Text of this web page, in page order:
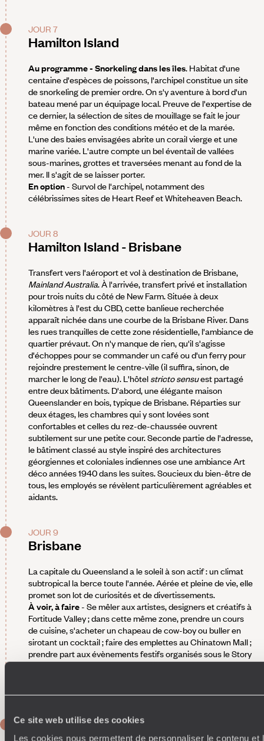
Ce site web utilise des cookies
Les cookies nous permettent de personnaliser le contenu et
JOUR 7
Hamilton Island
Au programme - Snorkeling dans les îles. Habitat d'une
centaine d'espèces de poissons, l'archipel constitue un site
de snorkeling de premier ordre. On s'y aventure à bord d'un
bateau mené par un équipage local. Preuve de l'expertise de
ce dernier, la sélection de sites de mouillage se fait le jour
même en fonction des conditions météo et de la marée.
L'une des baies envisagées abrite un corail vierge et une
marine variée. L'autre compte un bel éventail de vallées
sous-marines, grottes et traversées menant au fond de la
mer. Il s'agit de se laisser porter.
En option- Survol de l'archipel, notamment des
célébrissimes sites de Heart Reef et Whiteheaven Beach.
JOUR 8
Hamilton Island - Brisbane
Transfert vers l'aéroport et vol à destination de Brisbane,
Mainland Australia. À l'arrivée, transfert privé et installation
pour trois nuits du côté de New Farm. Située à deux
kilomètres à l'est du CBD, cette banlieue recherchée
apparaît nichée dans une courbe de la Brisbane River. Dans
les rues tranquilles de cette zone résidentielle, l'ambiance de
quartier prévaut. On n'y manque de rien, qu'il s'agisse
d'échoppes pour se commander un café ou d'un ferry pour
rejoindre prestement le centre-ville (il suffira, sinon, de
marcher le long de l'eau). L'hôtel stricto sensuest partagé
entre deux bâtiments. D'abord, une élégante maison
Queenslander en bois, typique de Brisbane. Réparties sur
deux étages, les chambres qui y sont lovées sont
confortables et celles du rez-de-chaussée ouvrent
subtilement sur une petite cour. Seconde partie de l'adresse,
le bâtiment classé au style inspiré des architectures
géorgiennes et coloniales indiennes ose une ambiance Art
déco années 1940 dans les suites. Soucieux du bien-être de
tous, les employés se révèlent particulièrement agréables et
aidants.
JOUR 9
Brisbane
La capitale du Queensland a le soleil à son actif : un climat
subtropical la berce toute l'année. Aérée et pleine de vie, elle
promet son lot de curiosités et de divertissements.
À voir, à faire- Se mêler aux artistes, designers et créatifs à
Fortitude Valley ; dans cette même zone, prendre un cours
de cuisine, s'acheter un chapeau de cow-boy ou buller en
sirotant un cocktail ; faire des emplettes au Chinatown Mall ;
prendre part aux évènements festifs organisés sous le Story
Bridge ; traverser le jardin botanique et poursuivre jusqu'au
JOUR 10
Brisbane